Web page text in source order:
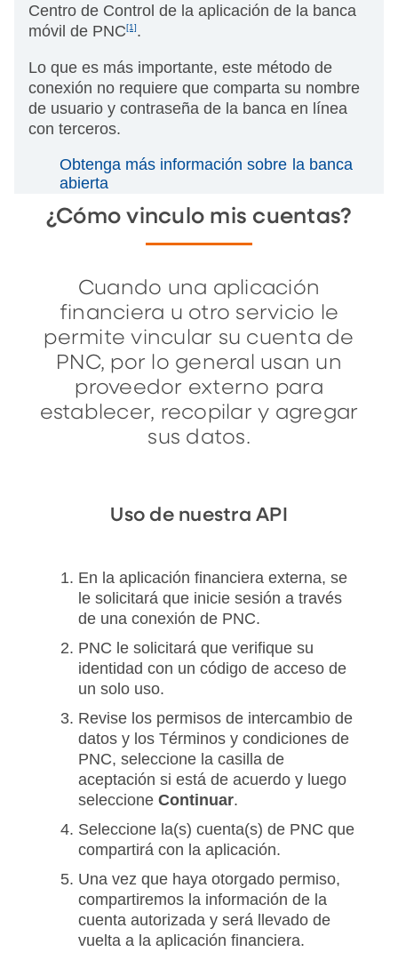
Centro de Control de la aplicación de la banca
móvil de PNC[1].
Lo que es más importante, este método de
conexión no requiere que comparta su nombre
de usuario y contraseña de la banca en línea
con terceros.
Obtenga más información sobre la banca
abierta
¿Cómo vinculo mis cuentas?
Cuando una aplicación
financiera u otro servicio le
permite vincular su cuenta de
PNC, por lo general usan un
proveedor externo para
establecer, recopilar y agregar
sus datos.
Uso de nuestra API
En la aplicación financiera externa, se
le solicitará que inicie sesión a través
de una conexión de PNC.
PNC le solicitará que verifique su
identidad con un código de acceso de
un solo uso.
Revise los permisos de intercambio de
datos y los Términos y condiciones de
PNC, seleccione la casilla de
aceptación si está de acuerdo y luego
seleccione Continuar.
Seleccione la(s) cuenta(s) de PNC que
compartirá con la aplicación.
Una vez que haya otorgado permiso,
compartiremos la información de la
cuenta autorizada y será llevado de
vuelta a la aplicación financiera.